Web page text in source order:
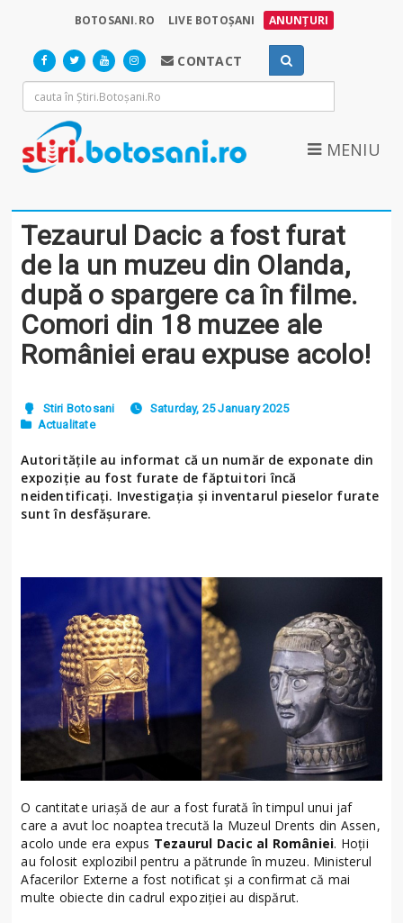
BOTOSANI.RO LIVE BOTOȘANI ANUNȚURI
CONTACT
MENIU
Tezaurul Dacic a fost furat
de la un muzeu din Olanda,
după o spargere ca în filme.
Comori din 18 muzee ale
României erau expuse acolo!
Stiri Botosani
Saturday, 25 January 2025
Actualitate
Autoritățile au informat că un număr de exponate din
expoziție au fost furate de făptuitori încă
neidentificați. Investigația și inventarul pieselor furate
sunt în desfășurare.
O cantitate uriașă de aur a fost furată în timpul unui jaf
care a avut loc noaptea trecută la Muzeul Drents din Assen,
acolo unde era expus Tezaurul Dacic al României. Hoții
au folosit explozibil pentru a pătrunde în muzeu. Ministerul
Afacerilor Externe a fost notificat și a confirmat că mai
multe obiecte din cadrul expoziției au dispărut.